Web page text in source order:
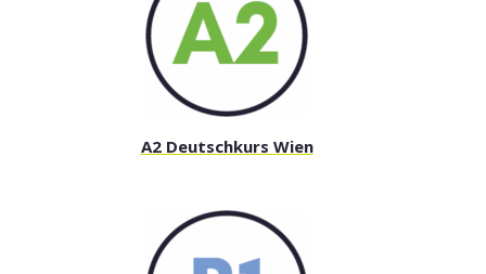
A2 Deutschkurs Wien